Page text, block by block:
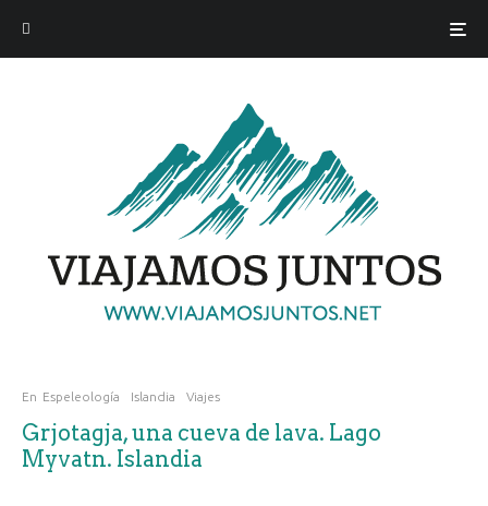
En Espeleología Islandia Viajes
Grjotagja, una cueva de lava. Lago
Myvatn. Islandia